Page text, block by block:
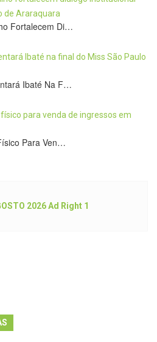
Fortalecem Di…
Ibaté Na F…
Para Ven…